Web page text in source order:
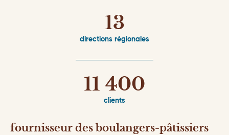
13
directions régionales
11 400
clients
fournisseur des boulangers-pâtissiers